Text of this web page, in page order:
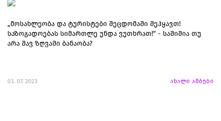
„მოსახლეობა და ტურისტები შეცდომაში შეჰყავთ!
საზოგადოებას სიმართლე უნდა ვუთხრათ!“ - საშიშია თუ
არა შავ ზღვაში ბანაობა?
03. 07. 2023 ახალი ამბები